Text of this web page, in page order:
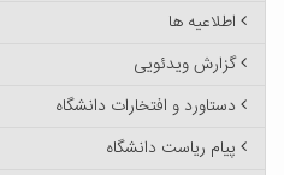
اطلاعیه ها
گزارش ویدئویی
دستاورد و افتخارات دانشگاه
پیام ریاست دانشگاه